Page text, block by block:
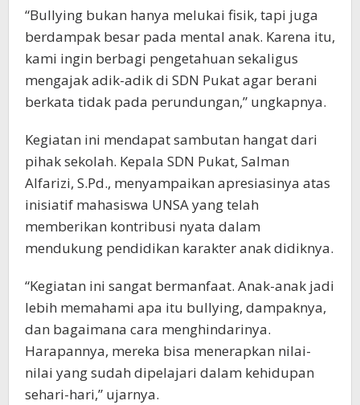
“Bullying bukan hanya melukai fisik, tapi juga
berdampak besar pada mental anak. Karena itu,
kami ingin berbagi pengetahuan sekaligus
mengajak adik-adik di SDN Pukat agar berani
berkata tidak pada perundungan,” ungkapnya.
Kegiatan ini mendapat sambutan hangat dari
pihak sekolah. Kepala SDN Pukat, Salman
Alfarizi, S.Pd., menyampaikan apresiasinya atas
inisiatif mahasiswa UNSA yang telah
memberikan kontribusi nyata dalam
mendukung pendidikan karakter anak didiknya.
“Kegiatan ini sangat bermanfaat. Anak-anak jadi
lebih memahami apa itu bullying, dampaknya,
dan bagaimana cara menghindarinya.
Harapannya, mereka bisa menerapkan nilai-
nilai yang sudah dipelajari dalam kehidupan
sehari-hari,” ujarnya.